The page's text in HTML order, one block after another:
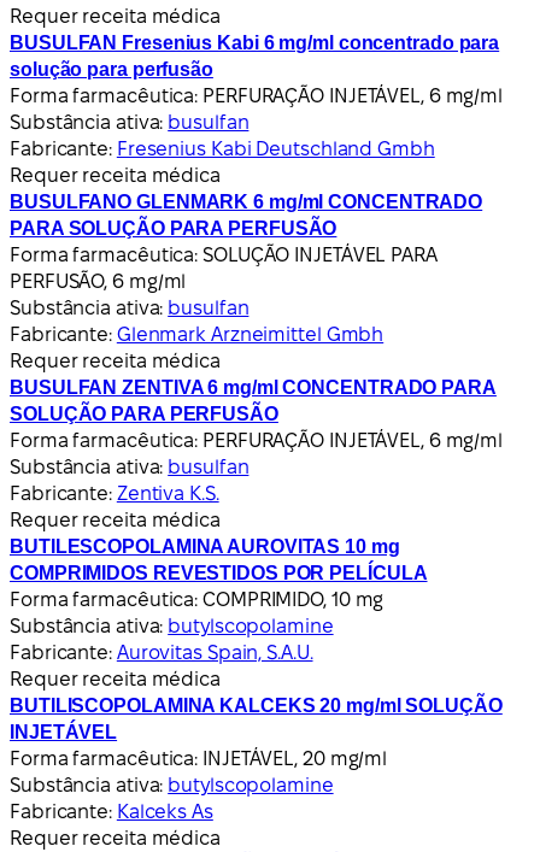
Requer receita médica
BUSULFAN Fresenius Kabi 6 mg/ml concentrado para
solução para perfusão
Forma farmacêutica: PERFURAÇÃO INJETÁVEL, 6 mg/ml
Substância ativa: busulfan
Fabricante: Fresenius Kabi Deutschland Gmbh
Requer receita médica
BUSULFANO GLENMARK 6 mg/ml CONCENTRADO
PARA SOLUÇÃO PARA PERFUSÃO
Forma farmacêutica: SOLUÇÃO INJETÁVEL PARA
PERFUSÃO, 6 mg/ml
Substância ativa: busulfan
Fabricante: Glenmark Arzneimittel Gmbh
Requer receita médica
BUSULFAN ZENTIVA 6 mg/ml CONCENTRADO PARA
SOLUÇÃO PARA PERFUSÃO
Forma farmacêutica: PERFURAÇÃO INJETÁVEL, 6 mg/ml
Substância ativa: busulfan
Fabricante: Zentiva K.S.
Requer receita médica
BUTILESCOPOLAMINA AUROVITAS 10 mg
COMPRIMIDOS REVESTIDOS POR PELÍCULA
Forma farmacêutica: COMPRIMIDO, 10 mg
Substância ativa: butylscopolamine
Fabricante: Aurovitas Spain, S.A.U.
Requer receita médica
BUTILISCOPOLAMINA KALCEKS 20 mg/ml SOLUÇÃO
INJETÁVEL
Forma farmacêutica: INJETÁVEL, 20 mg/ml
Substância ativa: butylscopolamine
Fabricante: Kalceks As
Requer receita médica